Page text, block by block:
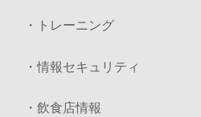
・トレーニング
・情報セキュリティ
・飲食店情報